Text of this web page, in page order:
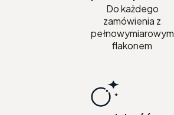
Do każdego
zamówienia z
pełnowymiarowym
flakonem